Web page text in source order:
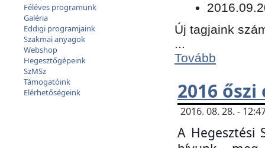
Féléves programunk
Galéria
Eddigi programjaink
Szakmai anyagok
Webshop
Hegesztőgépeink
SzMSz
Támogatóink
Elérhetőségeink
Új tagjaink
...
Tovább
2016
2016. 08. 28. -
A Hegesztési